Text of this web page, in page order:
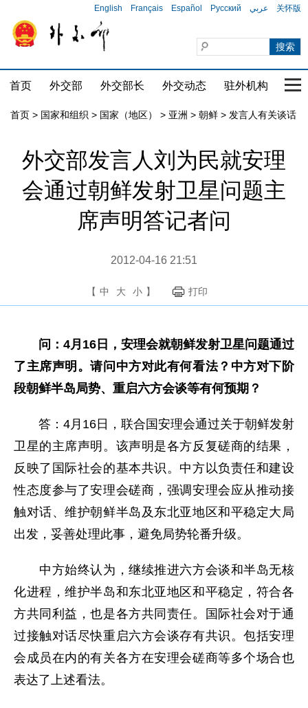
English Français Español Русский عربي 关怀版
首页 外交部 外交部长 外交动态 驻外机构 国
首页 > 国家和组织 > 国家（地区） > 亚洲 > 朝鲜 > 发言人有关谈话
外交部发言人刘为民就安理
会通过朝鲜发射卫星问题主
席声明答记者问
2012-04-16 21:51
【 中 大 小 】 打印
问：4月16日，安理会就朝鲜发射卫星问题通过
了主席声明。请问中方对此有何看法？中方对下阶
段朝鲜半岛局势、重启六方会谈等有何预期？
答：4月16日，联合国安理会通过关于朝鲜发射
卫星的主席声明。该声明是各方反复磋商的结果，
反映了国际社会的基本共识。中方以负责任和建设
性态度参与了安理会磋商，强调安理会应从推动接
触对话、维护朝鲜半岛及东北亚地区和平稳定大局
出发，妥善处理此事，避免局势轮番升级。
中方始终认为，继续推进六方会谈和半岛无核
化进程，维护半岛和东北亚地区和平稳定，符合各
方共同利益，也是各方共同责任。国际社会对于通
过接触对话尽快重启六方会谈存有共识。包括安理
会成员在内的有关各方在安理会磋商等多个场合也
表达了上述看法。